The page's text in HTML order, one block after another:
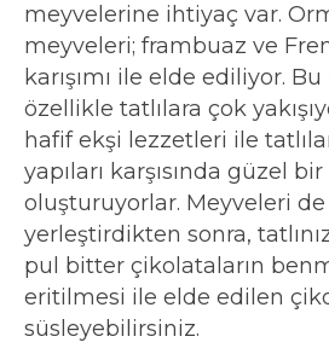
meyvelerine ihtiyaç var.
meyveleri; frambuaz ve
karışımı ile elde ediliyor.
özellikle tatlılara çok
hafif ekşi lezzetleri ile
yapıları karşısında güzel
oluşturuyorlar. Meyveleri de
yerleştirdikten sonra,
pul bitter çikolataların
eritilmesi ile elde edilen
süsleyebilirsiniz.